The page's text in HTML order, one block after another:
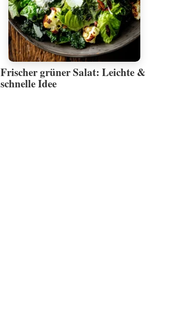
Frischer grüner Salat: Leichte &
schnelle Idee